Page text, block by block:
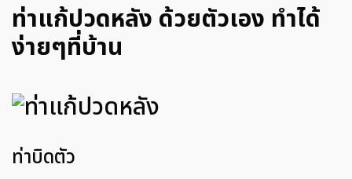
ท่าแก้ปวดหลัง ด้วยตัวเอง ทำได้
ง่ายๆที่บ้าน
ท่าบิดตัว